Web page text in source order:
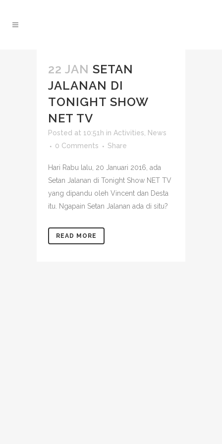
22 JAN SETAN
JALANAN DI
TONIGHT SHOW
NET TV
Posted at 10:51h in Activities
News
0 Comments
Share
Hari Rabu lalu, 20 Januari 2016, ada
Setan Jalanan di Tonight Show NET TV
yang dipandu oleh Vincent dan Desta
itu. Ngapain Setan Jalanan ada di situ?
READ MORE